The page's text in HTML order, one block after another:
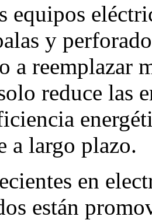
equipos
y
a reemplazar
reduce las
a largo plazo.
en
están